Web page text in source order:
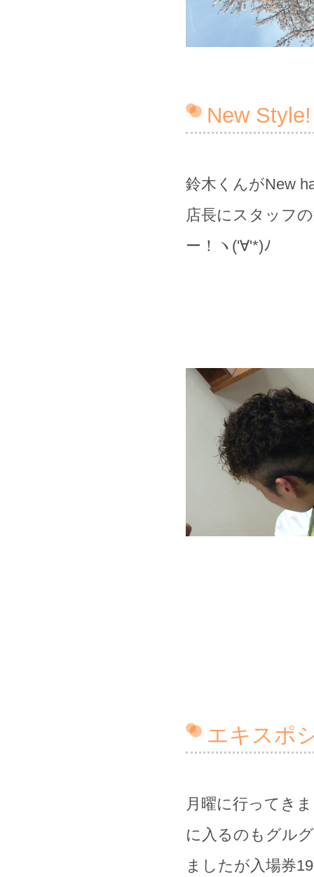
New Style!
鈴木くんがNew
店長にスタッフ
ー！ヽ('∀'*)ﾉ
エキスポ
月曜に行ってき
に入るのもグル
ましたが入場券